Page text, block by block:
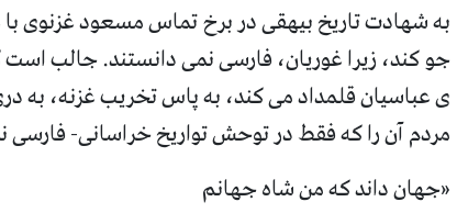
به شهادت تاریخ بیهقی در برخ تماس مسعود غزنوی
جو کند، زیرا غوریان، فارسی نمی دانستند.جالب است
ی عباسیان قلمداد می کند، به پاس تخریب غزنه، به
مردم آن را که فقط در توحش تواریخ خراسانی-فارسی
«جهان داند که من شاه جهانم